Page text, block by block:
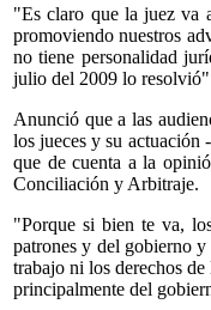
"Es claro que la juez va
promoviendo nuestros
no tiene personalidad
julio del 2009 lo
Anunció que a las
los jueces y su actuación
que de cuenta a la
Conciliación y Arbitraje.
"Porque si bien te va,
patrones y del gobierno
trabajo ni los derechos
principalmente del